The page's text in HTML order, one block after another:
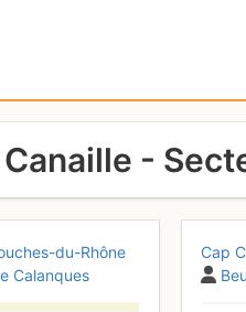
-
du-Rhône
Calanques
Cap